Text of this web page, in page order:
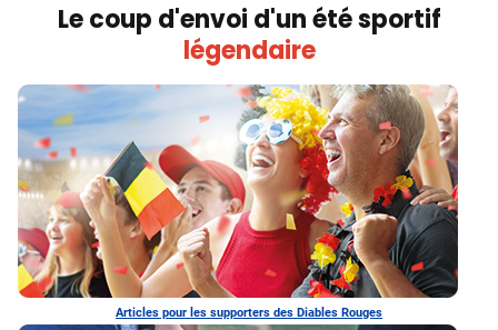
Le coup d'envoi d'un été sportif
légendaire
Articles pour les supporters des Diables Rouges